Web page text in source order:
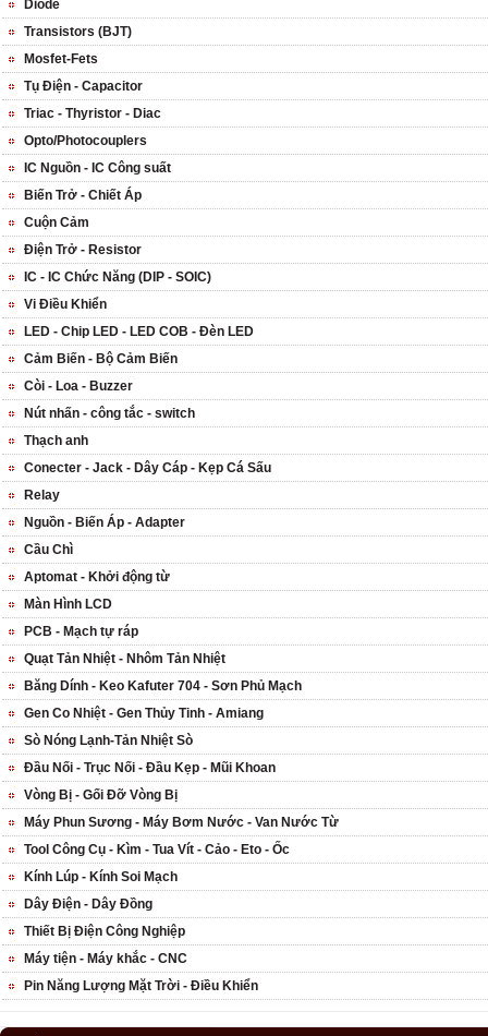
Diode
Transistors (BJT)
Mosfet-Fets
Tụ Điện - Capacitor
Triac - Thyristor - Diac
Opto/Photocouplers
IC Nguồn - IC Công suất
Biến Trở - Chiết Áp
Cuộn Cảm
Điện Trở - Resistor
IC - IC Chức Năng (DIP - SOIC)
Vi Điều Khiển
LED - Chip LED - LED COB - Đèn LED
Cảm Biến - Bộ Cảm Biến
Còi - Loa - Buzzer
Nút nhấn - công tắc - switch
Thạch anh
Conecter - Jack - Dây Cáp - Kẹp Cá Sấu
Relay
Nguồn - Biến Áp - Adapter
Cầu Chì
Aptomat - Khởi động từ
Màn Hình LCD
PCB - Mạch tự ráp
Quạt Tản Nhiệt - Nhôm Tản Nhiệt
Băng Dính - Keo Kafuter 704 - Sơn Phủ Mạch
Gen Co Nhiệt - Gen Thủy Tinh - Amiang
Sò Nóng Lạnh-Tản Nhiệt Sò
Đầu Nối - Trục Nối - Đầu Kẹp - Mũi Khoan
Vòng Bị - Gối Đỡ Vòng Bị
Máy Phun Sương - Máy Bơm Nước - Van Nước Từ
Tool Công Cụ - Kìm - Tua Vít - Cảo - Eto - Ốc
Kính Lúp - Kính Soi Mạch
Dây Điện - Dây Đồng
Thiết Bị Điện Công Nghiệp
Máy tiện - Máy khắc - CNC
Pin Năng Lượng Mặt Trời - Điều Khiển